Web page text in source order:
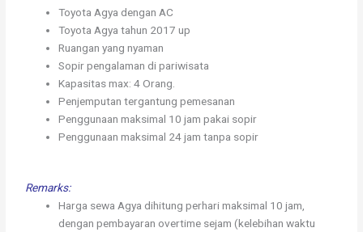
Toyota Agya dengan AC
Toyota Agya tahun 2017 up
Ruangan yang nyaman
Sopir pengalaman di pariwisata
Kapasitas max: 4 Orang.
Penjemputan tergantung pemesanan
Penggunaan maksimal 10 jam pakai sopir
Penggunaan maksimal 24 jam tanpa sopir
Remarks:
Harga sewa Agya dihitung perhari maksimal 10 jam,
dengan pembayaran overtime sejam (kelebihan waktu